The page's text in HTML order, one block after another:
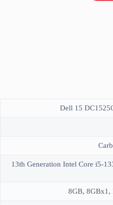
Dell 15
13th Generation Intel Core i5-
8GB, 8GBx1,